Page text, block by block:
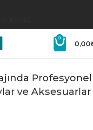
0
0,00
Profesyonel
ve Aksesuarlar